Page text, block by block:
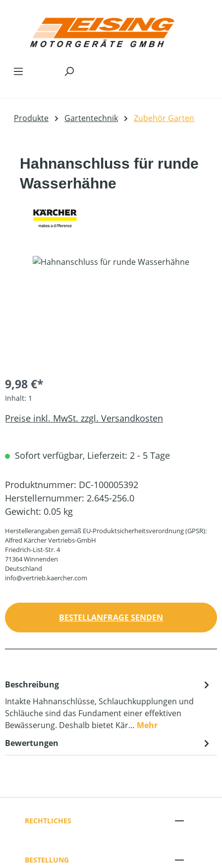
Produkte Gartentechnik Zubehör Garten
Hahnanschluss für runde
Wasserhähne
Bildergalerie überspringen
9,98 €*
Inhalt: 1
Preise inkl. MwSt. zzgl. Versandkosten
Sofort verfügbar, Lieferzeit: 2 - 5 Tage
Produktnummer: DC-100005392
Herstellernummer: 2.645-256.0
Gewicht: 0.05 kg
Herstellerangaben gemäß EU-Produktsicherheitsverordnung (GPSR):
Alfred Kärcher Vertriebs-GmbH
Friedrich-List-Str. 4
71364 Winnenden
Deutschland
info@vertrieb.kaercher.com
BESTELLANFRAGE SENDEN
Beschreibung
Intakte Hahnanschlüsse, Schlauchkupplungen und
Schläuche sind das Fundament einer effektiven
Bewässerung. Deshalb bietet Kär… Mehr
Bewertungen
RECHTLICHES
BESTELLUNG